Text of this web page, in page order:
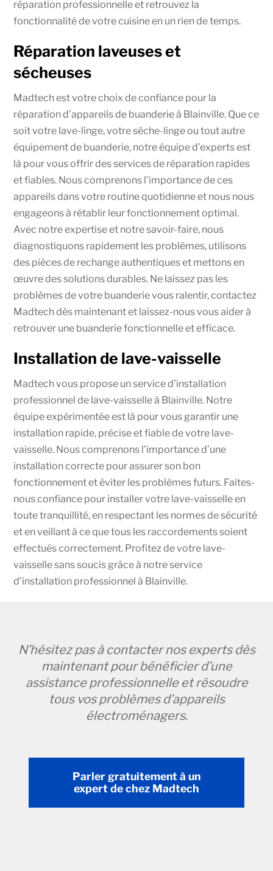
réparation professionnelle et retrouvez la
fonctionnalité de votre cuisine en un rien de temps.
Réparation laveuses et
sécheuses
Madtech est votre choix de confiance pour la
réparation d’appareils de buanderie à Blainville. Que ce
soit votre lave-linge, votre sèche-linge ou tout autre
équipement de buanderie, notre équipe d’experts est
là pour vous offrir des services de réparation rapides
et fiables. Nous comprenons l’importance de ces
appareils dans votre routine quotidienne et nous nous
engageons à rétablir leur fonctionnement optimal.
Avec notre expertise et notre savoir-faire, nous
diagnostiquons rapidement les problèmes, utilisons
des pièces de rechange authentiques et mettons en
œuvre des solutions durables. Ne laissez pas les
problèmes de votre buanderie vous ralentir, contactez
Madtech dès maintenant et laissez-nous vous aider à
retrouver une buanderie fonctionnelle et efficace.
Installation de lave-vaisselle
Madtech vous propose un service d’installation
professionnel de lave-vaisselle à Blainville. Notre
équipe expérimentée est là pour vous garantir une
installation rapide, précise et fiable de votre lave-
vaisselle. Nous comprenons l’importance d’une
installation correcte pour assurer son bon
fonctionnement et éviter les problèmes futurs. Faites-
nous confiance pour installer votre lave-vaisselle en
toute tranquillité, en respectant les normes de sécurité
et en veillant à ce que tous les raccordements soient
effectués correctement. Profitez de votre lave-
vaisselle sans soucis grâce à notre service
d’installation professionnel à Blainville.
N’hésitez pas à contacter nos experts dès
maintenant pour bénéficier d’une
assistance professionnelle et résoudre
tous vos problèmes d’appareils
électroménagers.
Parler gratuitement à un
expert de chez Madtech